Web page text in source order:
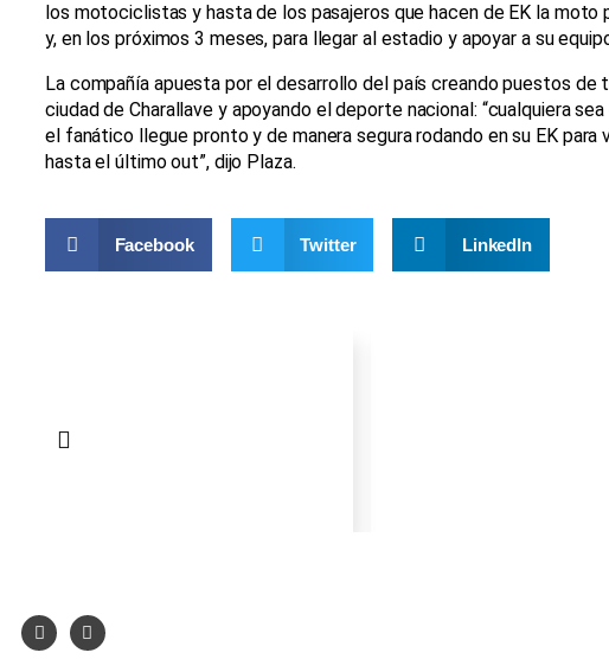
los motociclistas y hasta de los pasajeros que hacen de EK la moto
y, en los próximos 3 meses, para llegar al estadio y apoyar a su
La compañía apuesta por el desarrollo del país creando puestos de
ciudad de Charallave y apoyando el deporte nacional: “cualquiera
el fanático llegue pronto y de manera segura rodando en su EK para
hasta el último out”, dijo Plaza.
Facebook Twitter LinkedIn